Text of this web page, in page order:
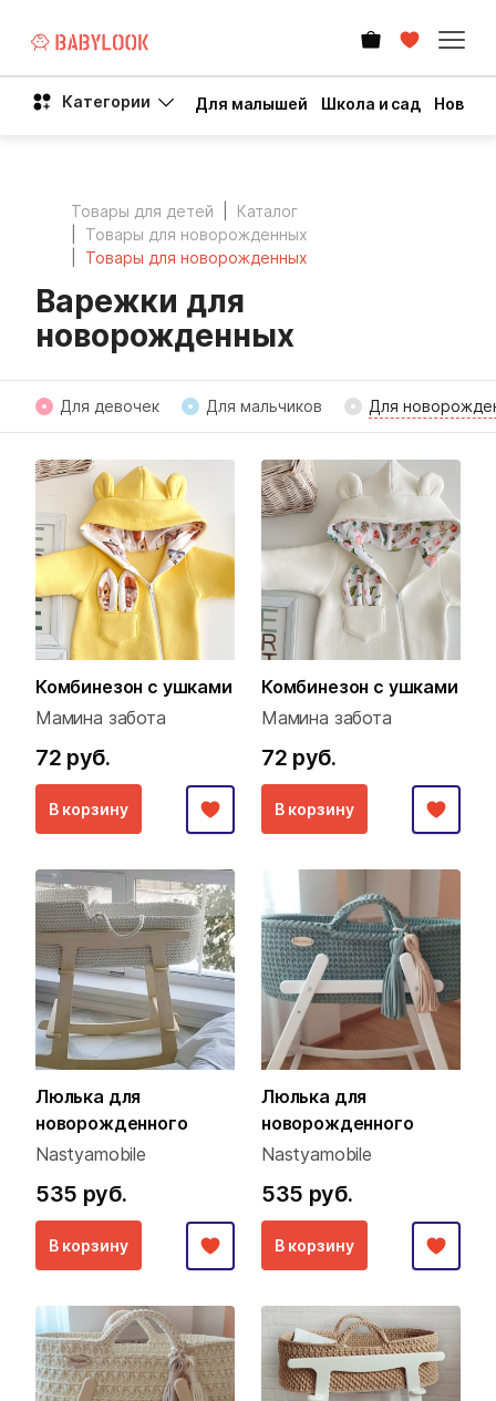
Категории Для малышей Школа и сад Новый
Товары для детей
Каталог
Товары для новорожденных
Товары для новорожденных
Варежки для
новорожденных
Для девочек Для мальчиков Для
Комбинезон с ушками
Мамина забота
72 руб.
В корзину
Комбинезон с ушками
Мамина забота
72 руб.
В корзину
Люлька для
новорожденного
Nastyamobile
535 руб.
В корзину
Люлька для
новорожденного
Nastyamobile
535 руб.
В корзину